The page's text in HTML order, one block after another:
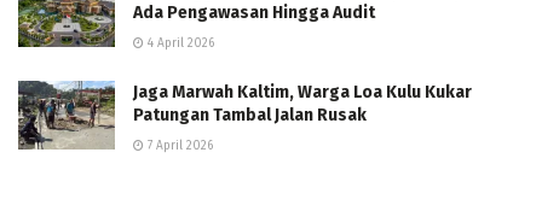
Ada Pengawasan Hingga Audit
4 April 2026
Jaga Marwah Kaltim, Warga Loa Kulu Kukar
Patungan Tambal Jalan Rusak
7 April 2026